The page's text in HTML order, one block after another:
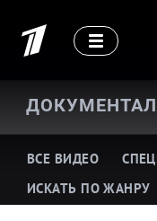
ВСЕ ВИДЕО
ИСКАТЬ ПО ЖАНРУ